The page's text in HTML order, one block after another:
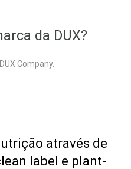
da DUX?
Company.
através de
label e plant-